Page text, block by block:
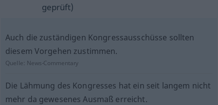
geprüft)
Auch die zuständigen Kongressausschüsse sollten
diesem Vorgehen zustimmen.
Quelle: News-Commentary
Die Lähmung des Kongresses hat ein seit langem nicht
mehr da gewesenes Ausmaß erreicht.